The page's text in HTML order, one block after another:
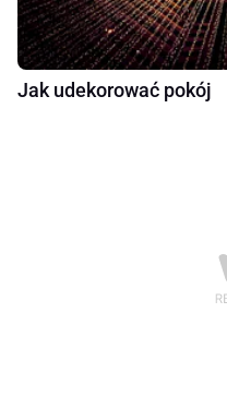
Jak udekorować pokój